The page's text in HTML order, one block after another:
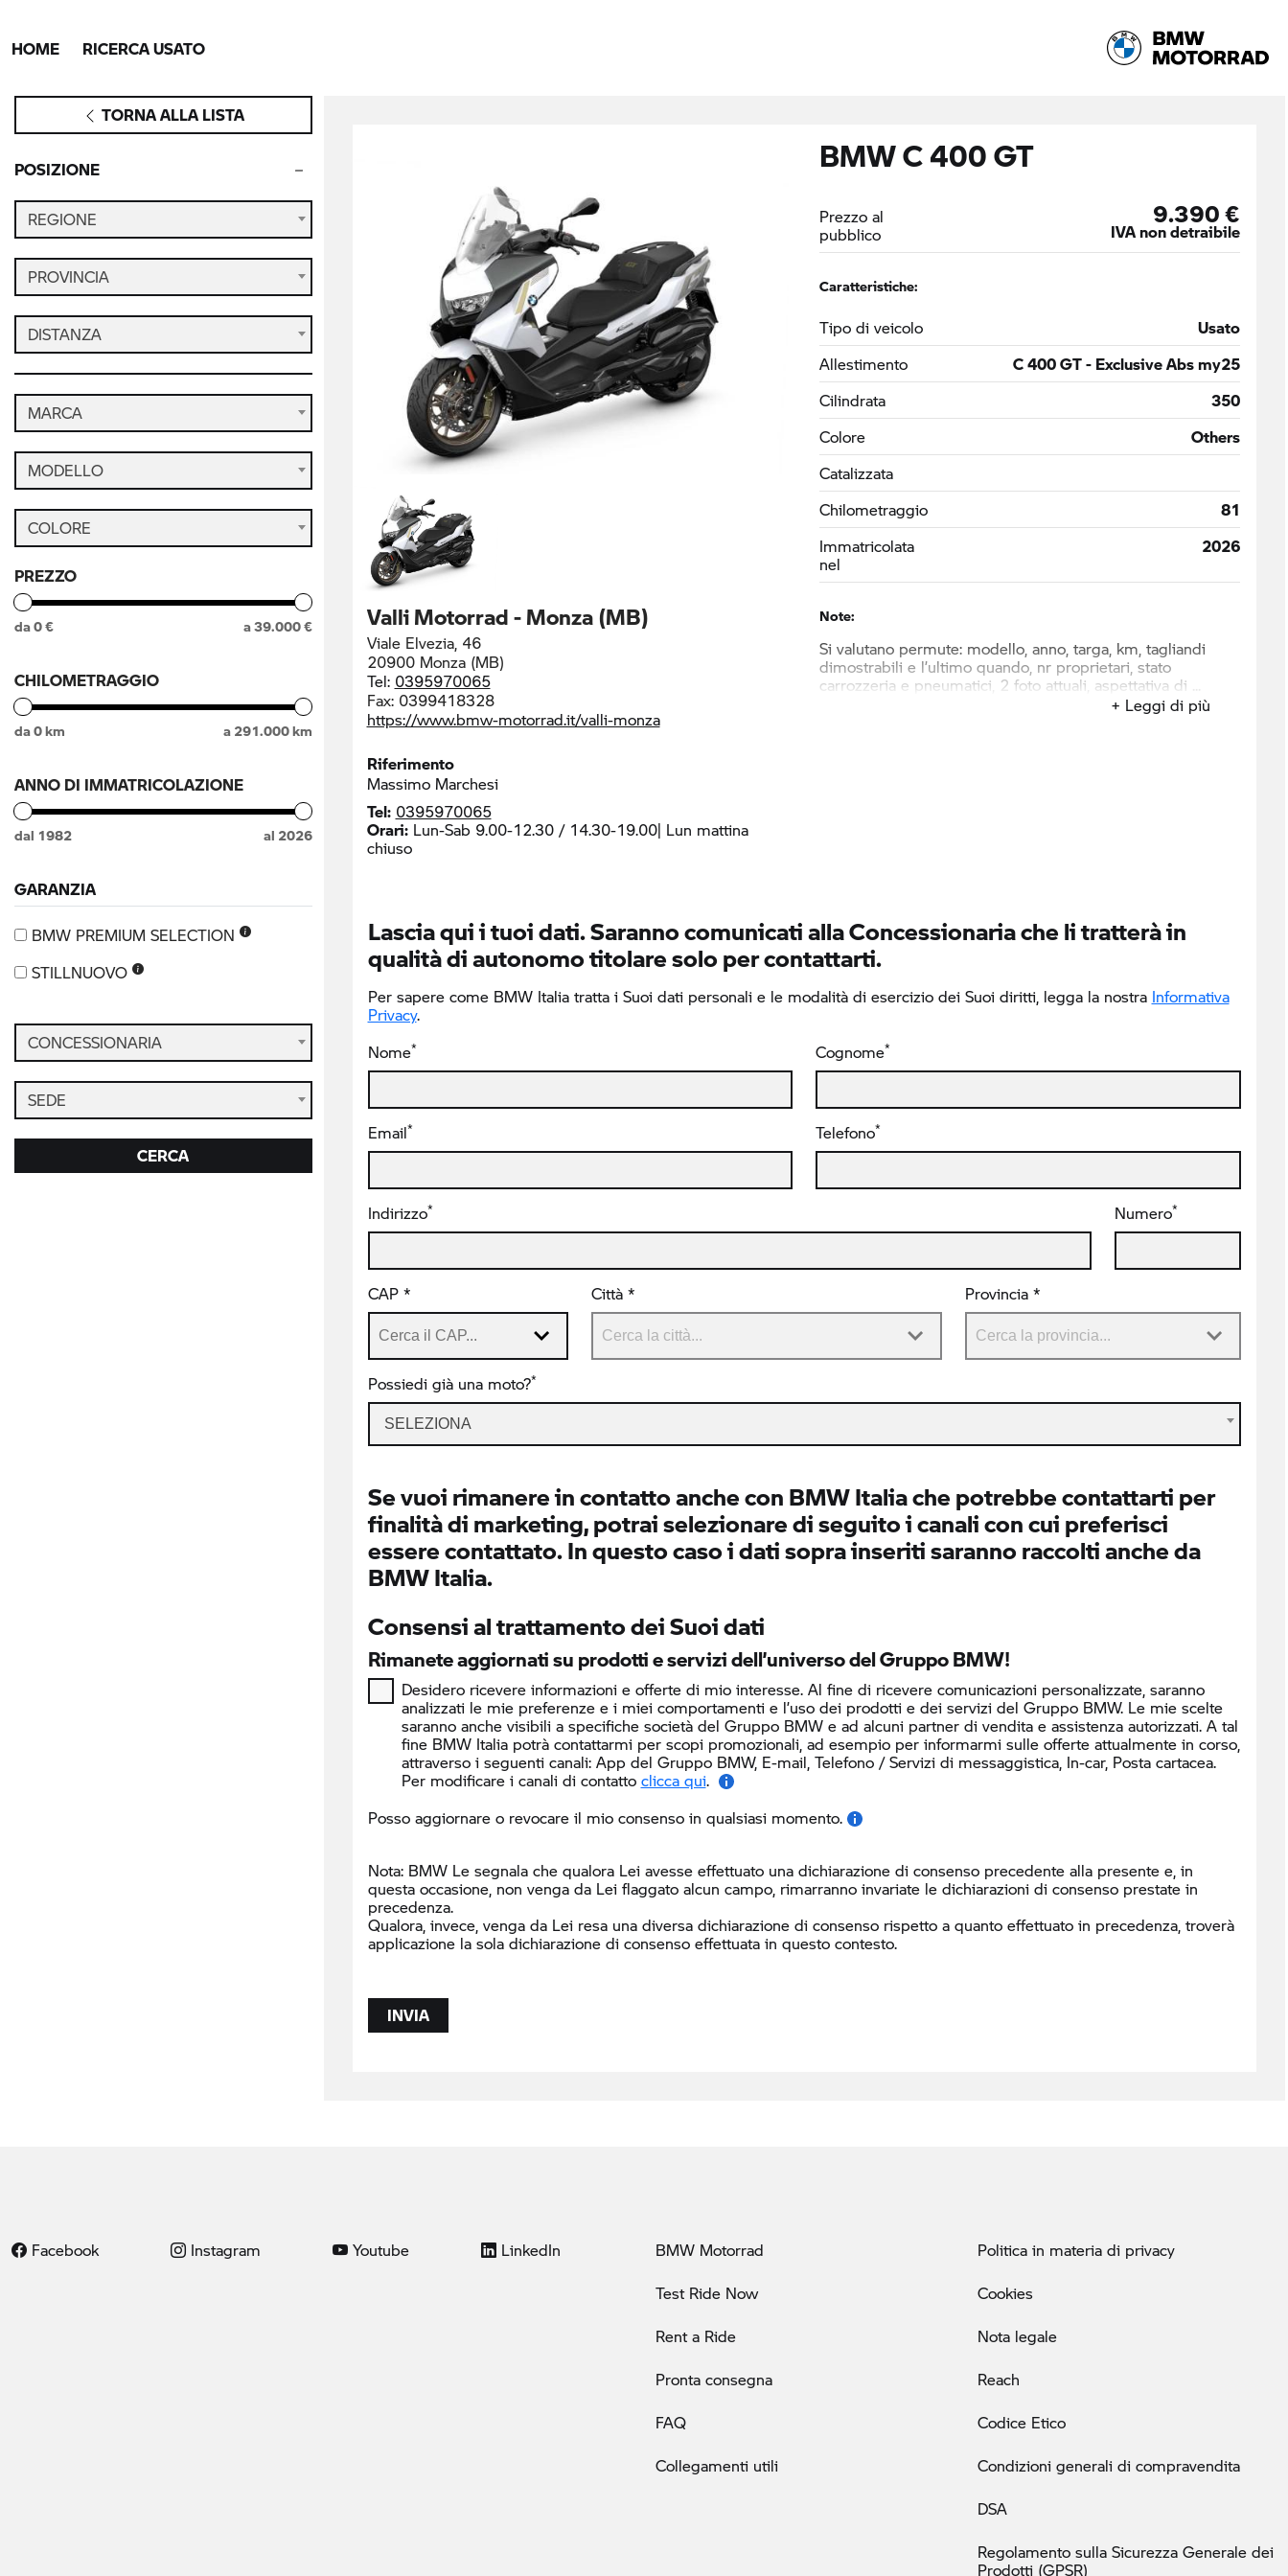
HOME RICERCA USATO
TORNA ALLA LISTA
POSIZIONE
REGIONE
PROVINCIA
DISTANZA
MARCA
MODELLO
COLORE
PREZZO
da0€ a39.000€
CHILOMETRAGGIO
da0km a 291.000km
ANNO DI IMMATRICOLAZIONE
dal 1982 al 2026
GARANZIA
BMW PREMIUM SELECTION
STILLNUOVO
CONCESSIONARIA
SEDE
CERCA
Valli Motorrad - Monza (MB)
Viale Elvezia, 46
20900 Monza (MB)
Tel: 0395970065
Fax:0399418328
https://www.bmw-motorrad.it/valli-monza
Riferimento
Massimo Marchesi
Tel: 0395970065
Orari:Lun-Sab 9.00-12.30 / 14.30-19.00| Lun mattina
chiuso
BMW C 400 GT
Prezzo al
pubblico
9.390 €
IVA non detraibile
Caratteristiche:
Tipo di veicolo
Usato
Allestimento
C 400 GT - Exclusive Abs my25
Cilindrata
350
Colore
Others
Catalizzata
Chilometraggio
81
Immatricolata
nel
2026
Note:
Si valutano permute: modello, anno, targa, km, tagliandi
dimostrabili e l’ultimo quando, nr proprietari, stato
carrozzeria e pneumatici, 2 foto attuali, aspettativa di
+ Leggi di più
Lascia qui i tuoi dati. Saranno comunicati alla Concessionaria che li tratterà in
qualità di autonomo titolare solo per contattarti.
Per sapere come BMW Italia tratta i Suoi dati personali e le modalità di esercizio dei Suoi diritti, legga la nostra Informativa
Privacy.
Nome* Cognome*
Email* Telefono*
Indirizzo* Numero*
CAP * Città * Provincia *
Possiedi già una moto?*
SELEZIONA
Se vuoi rimanere in contatto anche con BMW Italia che potrebbe contattarti per
finalità di marketing, potrai selezionare di seguito i canali con cui preferisci
essere contattato. In questo caso i dati sopra inseriti saranno raccolti anche da
BMW Italia.
Consensi al trattamento dei Suoi dati
Rimanete aggiornati su prodotti e servizi dell’universo del Gruppo BMW!
Desidero ricevere informazioni e offerte di mio interesse. Al fine di ricevere comunicazioni personalizzate, saranno
analizzati le mie preferenze e i miei comportamenti e l’uso dei prodotti e dei servizi del Gruppo BMW. Le mie scelte
saranno anche visibili a specifiche società del Gruppo BMW e ad alcuni partner di vendita e assistenza autorizzati. A tal
fine BMW Italia potrà contattarmi per scopi promozionali, ad esempio per informarmi sulle offerte attualmente in corso,
attraverso i seguenti canali: App del Gruppo BMW, E-mail, Telefono / Servizi di messaggistica, In-car, Posta cartacea.
Per modificare i canali di contatto clicca qui.
Posso aggiornare o revocare il mio consenso in qualsiasi momento.
Nota: BMW Le segnala che qualora Lei avesse effettuato una dichiarazione di consenso precedente alla presente e, in
questa occasione, non venga da Lei flaggato alcun campo, rimarranno invariate le dichiarazioni di consenso prestate in
precedenza.
Qualora, invece, venga da Lei resa una diversa dichiarazione di consenso rispetto a quanto effettuato in precedenza, troverà
applicazione la sola dichiarazione di consenso effettuata in questo contesto.
INVIA
Facebook Instagram Youtube LinkedIn BMW Motorrad
Test Ride Now
Rent a Ride
Pronta consegna
FAQ
Collegamenti utili
Politica in materia di privacy
Cookies
Nota legale
Reach
Codice Etico
Condizioni generali di compravendita
DSA
Regolamento sulla Sicurezza Generale dei
Prodotti (GPSR)